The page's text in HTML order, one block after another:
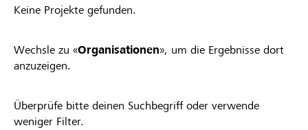
Keine Projekte gefunden.
Wechsle zu «Organisationen», um die Ergebnisse dort
anzuzeigen.
Überprüfe bitte deinen Suchbegriff oder verwende
weniger Filter.